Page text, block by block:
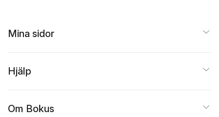
Mina sidor
Hjälp
Om Bokus